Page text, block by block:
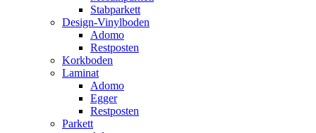
Stabparkett
Design-Vinylboden
Adomo
Restposten
Korkboden
Laminat
Adomo
Egger
Restposten
Parkett